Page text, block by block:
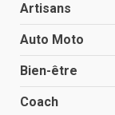
Artisans
Auto Moto
Bien-être
Coach